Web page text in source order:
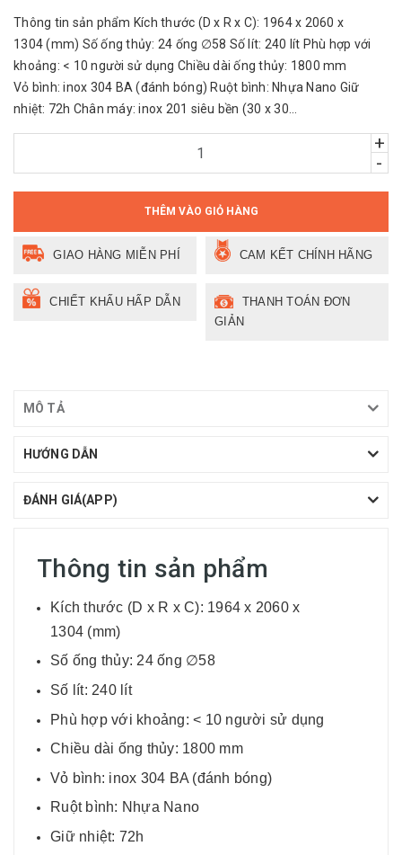
Thông tin sản phẩm Kích thước (D x R x C): 1964 x 2060 x
1304 (mm) Số ống thủy: 24 ống ∅58 Số lít: 240 lít Phù hợp với
khoảng: < 10 người sử dụng Chiều dài ống thủy: 1800 mm
Vỏ bình: inox 304 BA (đánh bóng) Ruột bình: Nhựa Nano Giữ
nhiệt: 72h Chân máy: inox 201 siêu bền (30 x 30...
+
-
THÊM VÀO GIỎ HÀNG
GIAO HÀNG MIỄN PHÍ CAM KẾT CHÍNH HÃNG
CHIẾT KHẤU HẤP DẪN
THANH TOÁN ĐƠN
GIẢN
MÔ TẢ
HƯỚNG DẪN
ĐÁNH GIÁ(APP)
Thông tin sản phẩm
Kích thước (D x R x C): 1964 x 2060 x
1304 (mm)
Số ống thủy: 24 ống ∅58
Số lít: 240 lít
Phù hợp với khoảng: < 10 người sử dụng
Chiều dài ống thủy: 1800 mm
Vỏ bình: inox 304 BA (đánh bóng)
Ruột bình: Nhựa Nano
Giữ nhiệt: 72h